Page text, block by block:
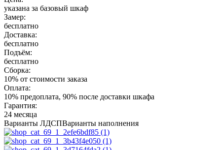
указана за базовый шкаф
Замер:
бесплатно
Доставка:
бесплатно
Подъём:
бесплатно
Сборка:
10% от стоимости заказа
Оплата:
10% предоплата, 90% после доставки шкафа
Гарантия:
24 месяца
Варианты ЛДСПВарианты наполнения